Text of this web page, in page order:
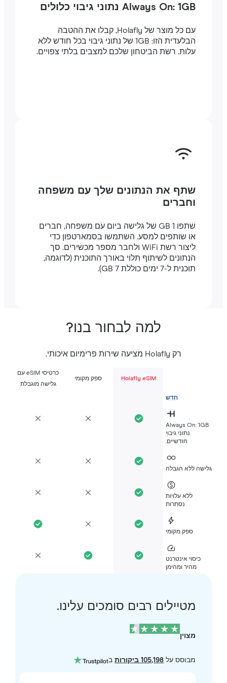
Always On: 1GB נתוני גיבוי כלולים
עם כל מוצר של Holafly, קבלו את ההטבה
הבלעדית הזו: 1GB של נתוני גיבוי בכל חודש ללא
עלות. רשת הביטחון שלכם למצבים בלתי צפויים.
שתף את הנתונים שלך עם משפחה
וחברים
שתפו 1 GB של גלישה ביום עם משפחה, חברים
או שותפים למסע. השתמשו בסמארטפון כדי
ליצור רשת WiFi ולחבר מספר מכשירים. סך
הנתונים לשיתוף תלוי באורך התוכנית (לדוגמה,
תוכנית ל-7 ימים כוללת 7 GB).
למה לבחור בנו?
Holafly eSIM ספק מקומי
כרטיסי eSIM עם
גלישה מוגבלת
Always On:
נתוני גיבוי
חודשיים.
ללא הגבלה
ללא עלויות
ספק מקומי
כיסוי אינטרנט
מהיר ומהימן
מטיילים רבים סומכים עלינו.
מבוסס על105,198 ביקורות ב